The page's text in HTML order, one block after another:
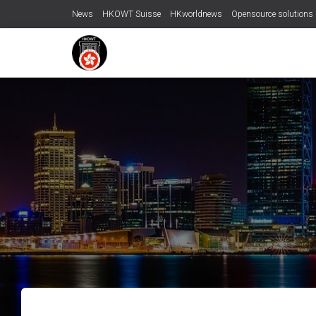
News HKOWT Suisse HKworldnews Opensource solutions